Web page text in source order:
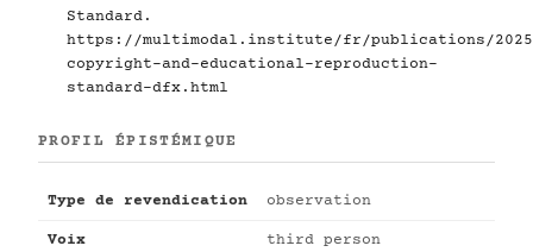
Standard.
https://multimodal.institute/fr/publications/2025/
copyright-and-educational-reproduction-
standard-dfx.html
PROFIL ÉPISTÉMIQUE
Type de revendication observation
Voix third person